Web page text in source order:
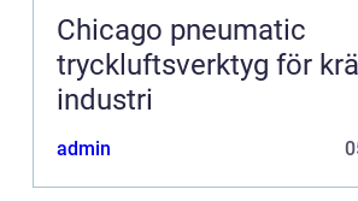
Chicago pneumatic
tryckluftsverktyg för
industri
admin